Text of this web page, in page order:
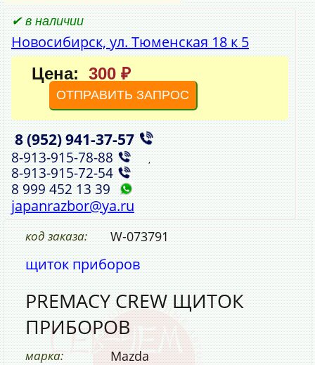
✔ в наличии
Новосибирск, ул. Тюменская 18 к 5
Цена: 300 ₽
ОТПРАВИТЬ ЗАПРОС
8 (952)941‑37‑57 ,
8‑913‑915‑78‑88 ,
8‑913‑915‑72‑54
8 999 452 13 39
japanrazbor@ya.ru
код заказа: W-073791
щиток приборов
PREMACY CREW ЩИТОК
ПРИБОРОВ
марка: Mazda